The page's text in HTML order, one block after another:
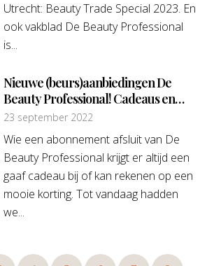
Utrecht: Beauty Trade Special 2023. En
ook vakblad De Beauty Professional
is...
Nieuwe (beurs)aanbiedingen De
Beauty Professional! Cadeaus en
kortingen!
23 september 2022
Wie een abonnement afsluit van De
Beauty Professional krijgt er altijd een
gaaf cadeau bij of kan rekenen op een
mooie korting. Tot vandaag hadden
we...